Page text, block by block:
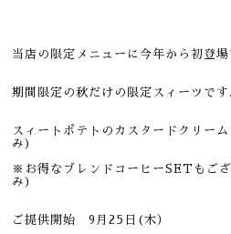
当店の限定メニューに今年から初登場
期間限定の秋だけの限定スィーツです
スィートポテトのカスタードクリ
み)
※お得なブレンドコーヒーSETもご
み)
ご提供開始 9月25日(木）